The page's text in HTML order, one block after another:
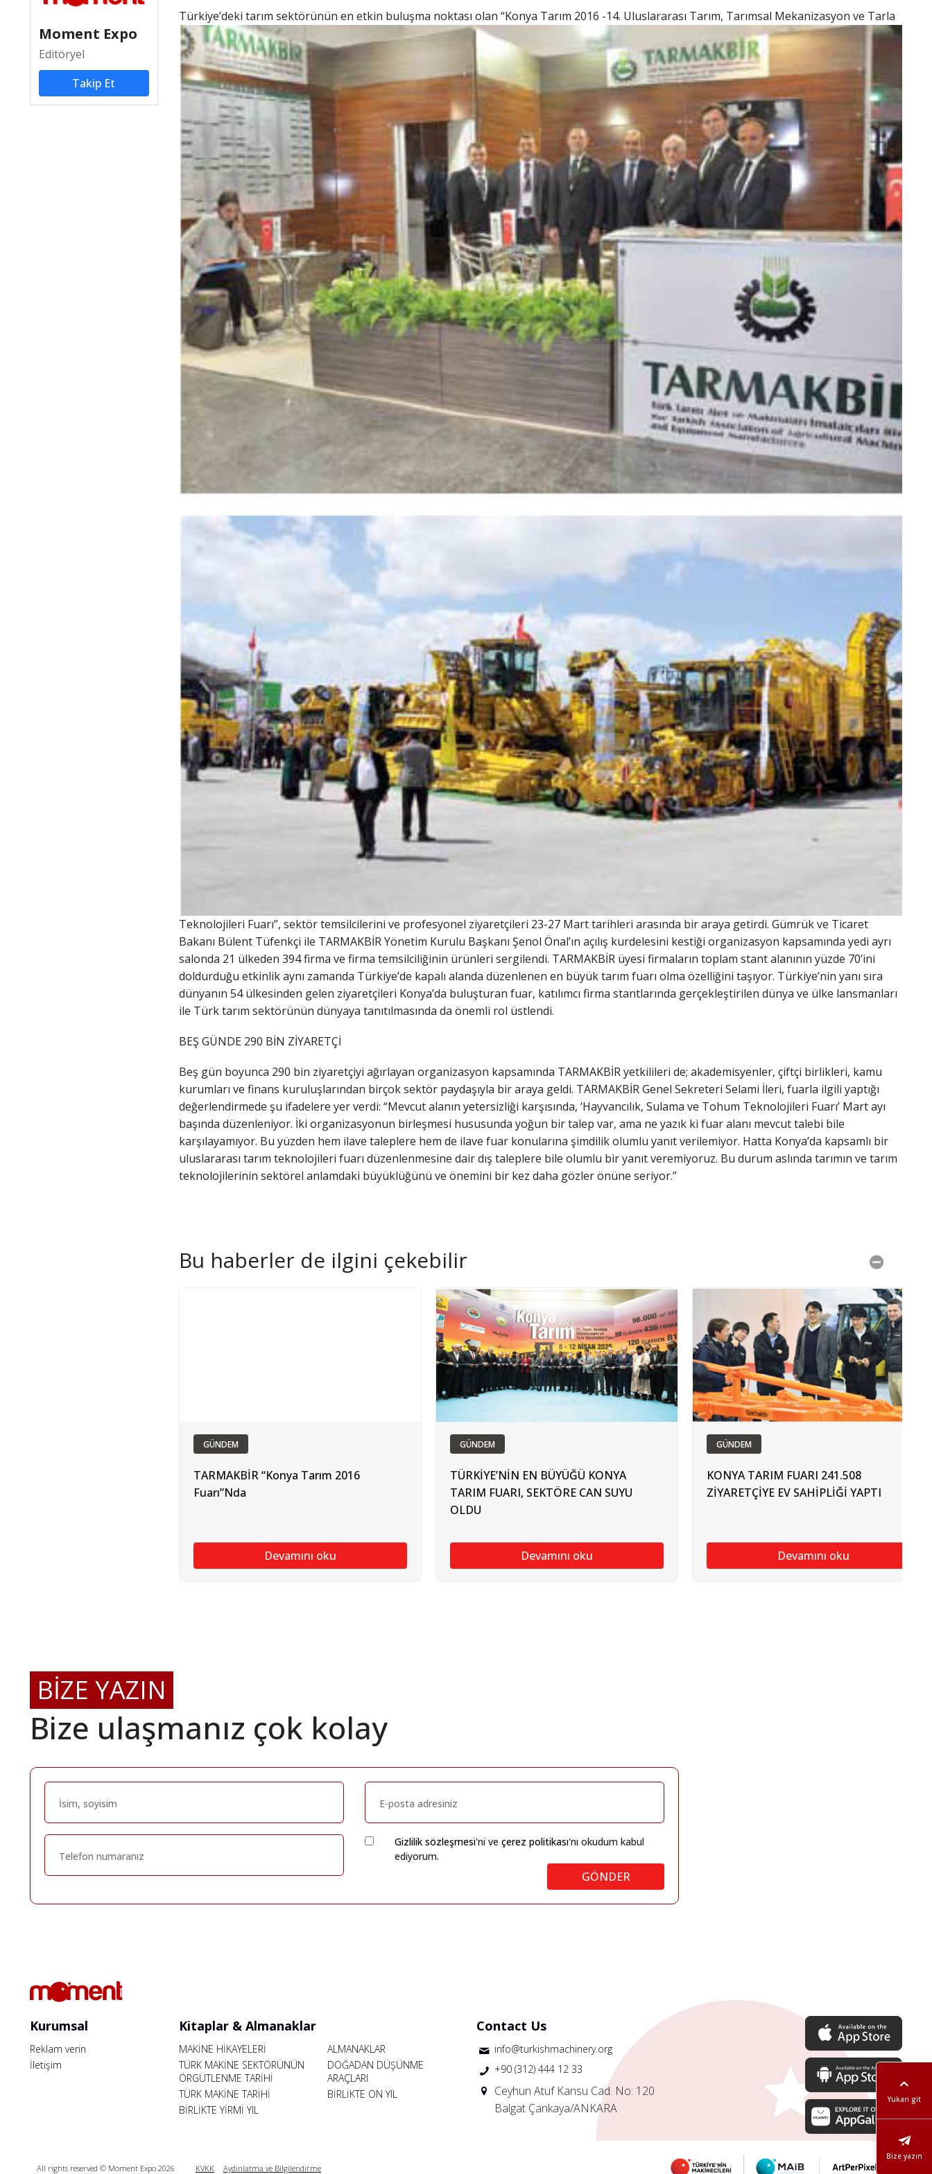
Moment Expo
Editöryel
Takip Et
Türkiye’deki tarım sektörünün en etkin buluşma noktası olan “Konya Tarım 2016 -14. Uluslararası Tarım, Tarımsal Mekanizasyon ve Tarla
Teknolojileri Fuarı”, sektör temsilcilerini ve profesyonel ziyaretçileri 23-27 Mart tarihleri arasında bir araya getirdi. Gümrük ve Ticaret
Bakanı Bülent Tüfenkçi ile TARMAKBİR Yönetim Kurulu Başkanı Şenol Önal’ın açılış kurdelesini kestiği organizasyon kapsamında yedi ayrı
salonda 21 ülkeden 394 firma ve firma temsilciliğinin ürünleri sergilendi. TARMAKBİR üyesi firmaların toplam stant alanının yüzde 70’ini
doldurduğu etkinlik aynı zamanda Türkiye’de kapalı alanda düzenlenen en büyük tarım fuarı olma özelliğini taşıyor. Türkiye’nin yanı sıra
dünyanın 54 ülkesinden gelen ziyaretçileri Konya’da buluşturan fuar, katılımcı firma stantlarında gerçekleştirilen dünya ve ülke lansmanları
ile Türk tarım sektörünün dünyaya tanıtılmasında da önemli rol üstlendi.
BEŞ GÜNDE 290 BİN ZİYARETÇİ
Beş gün boyunca 290 bin ziyaretçiyi ağırlayan organizasyon kapsamında TARMAKBİR yetkilileri de; akademisyenler, çiftçi birlikleri, kamu
kurumları ve finans kuruluşlarından birçok sektör paydaşıyla bir araya geldi. TARMAKBİR Genel Sekreteri Selami İleri, fuarla ilgili yaptığı
değerlendirmede şu ifadelere yer verdi: “Mevcut alanın yetersizliği karşısında, ‘Hayvancılık, Sulama ve Tohum Teknolojileri Fuarı’ Mart ayı
başında düzenleniyor. İki organizasyonun birleşmesi hususunda yoğun bir talep var, ama ne yazık ki fuar alanı mevcut talebi bile
karşılayamıyor. Bu yüzden hem ilave taleplere hem de ilave fuar konularına şimdilik olumlu yanıt verilemiyor. Hatta Konya’da kapsamlı bir
uluslararası tarım teknolojileri fuarı düzenlenmesine dair dış taleplere bile olumlu bir yanıt veremiyoruz. Bu durum aslında tarımın ve tarım
teknolojilerinin sektörel anlamdaki büyüklüğünü ve önemini bir kez daha gözler önüne seriyor.”
Bu haberler de ilgini çekebilir
GÜNDEM
TARMAKBİR “Konya Tarım 2016
Fuarı”Nda
Devamını oku
GÜNDEM
TÜRKİYE’NİN EN BÜYÜĞÜ KONYA
TARIM FUARI, SEKTÖRE CAN SUYU
OLDU
Devamını oku
GÜNDEM
KONYA TARIM FUARI 241.508
ZİYARETÇİYE EV SAHİPLİĞİ YAPTI
Devamını oku
BİZE YAZIN
Bize ulaşmanız çok kolay
Gizlilik sözleşmesi'ni ve çerez politikası'nı okudum kabul
ediyorum.
GÖNDER
Yukarı git
Bize yazın
Kurumsal
Reklam verin
İletişim
Kitaplar & Almanaklar
MAKİNE HİKAYELERİ
ALMANAKLAR
TÜRK MAKİNE SEKTÖRÜNÜN
ÖRGÜTLENME TARİHİ
DOĞADAN DÜŞÜNME
ARAÇLARI
TÜRK MAKİNE TARİHİ
BİRLİKTE ON YIL
BİRLİKTE YİRMİ YIL
Contact Us
info@turkishmachinery.org
+90 (312) 444 12 33
Ceyhun Atuf Kansu Cad. No: 120
Balgat Çankaya/ANKARA
All rights reserved © Moment Expo 2026 KVKK Aydınlatma ve Bilgilendirme